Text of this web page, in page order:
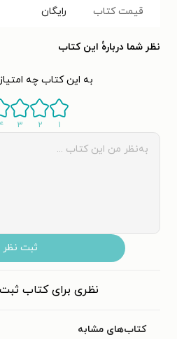
قیمت کتاب رایگان
نظر شما دربارهٔ این کتاب
به این کتاب چه
۱ ۲ ۳
ثبت نظر
نظری برای کتاب
کتاب‌های مشابه